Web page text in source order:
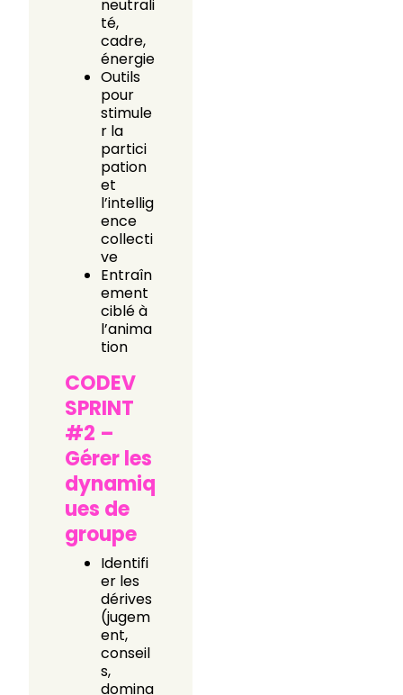
neutrali
té,
cadre,
énergie
Outils
pour
stimule
r la
partici
pation
et
l’intellig
ence
collecti
ve
Entraîn
ement
ciblé à
l’anima
tion
CODEV
SPRINT
#2 –
Gérer les
dynamiq
ues de
groupe
Identifi
er les
dérives
(jugem
ent,
conseil
s,
domina